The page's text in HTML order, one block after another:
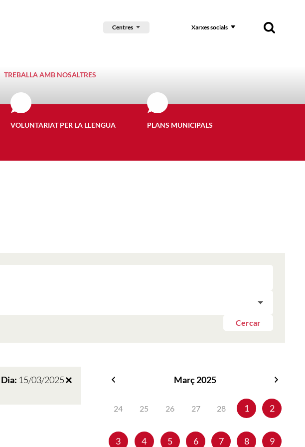
Centres Xarxes socials
TREBALLA AMB NOSALTRES
VOLUNTARIAT PER LA LLENGUA PLANS MUNICIPALS
Cercar
Dia: 15/03/2025 Març 2025
24 25 26 27 28 1 2
3 4 5 6 7 8 9